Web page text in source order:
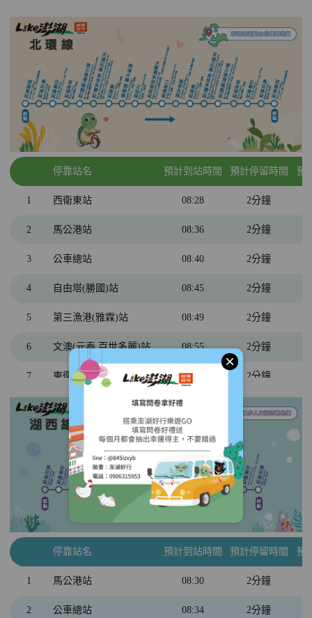
停靠站名 預計到站時間 預計停留時間 預
1 西衛東站 08:28 2分鐘
2 馬公港站 08:36 2分鐘
3 公車總站 08:40 2分鐘
4 自由塔(勝國)站 08:45 2分鐘
5 第三漁港(雅霖)站 08:49 2分鐘
6 文澳(元泰.百世多麗)站 08:55 2分鐘
7 東衛站 09:07 2分鐘
8 跨海大橋(西嶼端) 09:30 15分鐘
三仙塔 10:05
大菓葉玄武岩柱 10:35 20分鐘
二崁聚落 11:00 40分鐘
12 通梁古榕 11:50 20分鐘
東衛站 12:20 2分鐘
6 文澳(元泰.百世多麗)站 12:33 2分鐘
5 第三漁港(雅霖)站 12:39 2分鐘
停靠站名 預計到站時間 預計停留時間 預
1 馬公港站 08:30 2分鐘
2 公車總站 08:34 2分鐘
關閉